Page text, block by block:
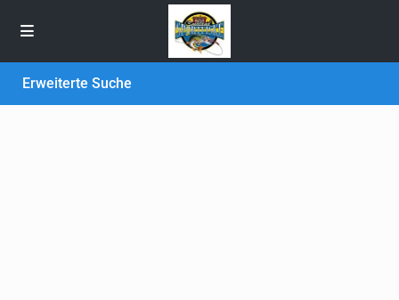
Erweiterte Suche